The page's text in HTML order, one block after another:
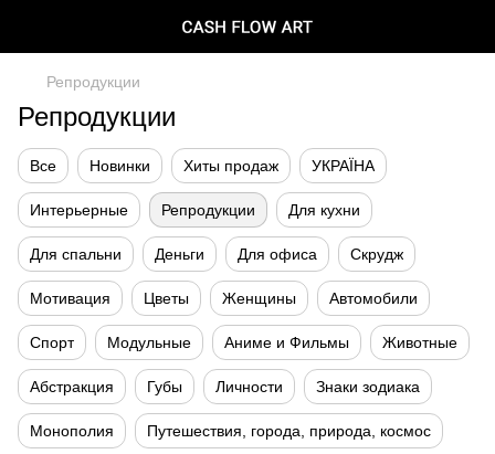
Репродукции
Репродукции
Все Новинки Хиты продаж УКРАЇНА
Интерьерные Репродукции Для кухни
Для спальни Деньги Для офиса Скрудж
Мотивация Цветы Женщины Автомобили
Спорт Модульные Аниме и Фильмы Животные
Абстракция Губы Личности Знаки зодиака
Монополия Путешествия, города, природа, космос